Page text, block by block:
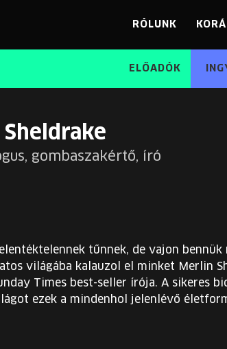
RÓLUNK
ELŐADÓK
gombaszakértő, író
tűnnek, de vajon
világába kalauzol el minket Merlin
Times best-seller írója. A sikeres
ezek a mindenhol jelenlévő